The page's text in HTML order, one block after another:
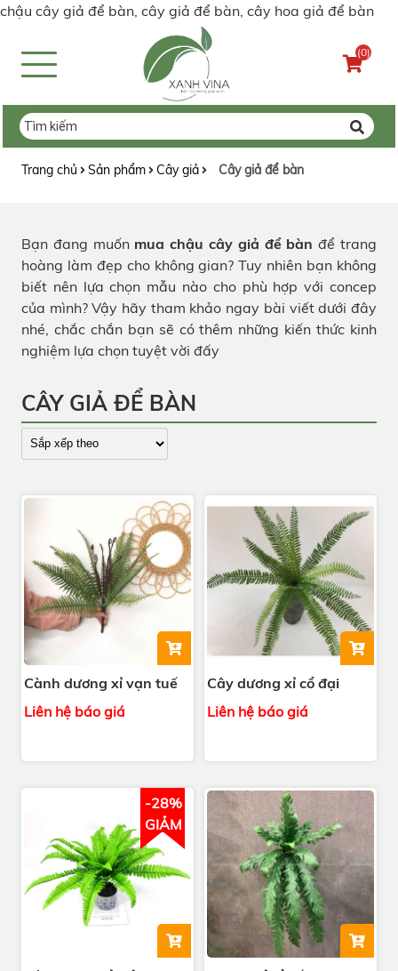
chậu cây giả để bàn, cây giả để bàn, cây hoa giả để bàn
(0)
Trang chủ Sản phẩm Cây giả Cây giả để bàn
Bạn đang muốn mua chậu cây giả để bàn để trang
hoàng làm đẹp cho không gian? Tuy nhiên bạn không
biết nên lựa chọn mẫu nào cho phù hợp với concep
của mình? Vậy hãy tham khảo ngay bài viết dưới đây
nhé, chắc chắn bạn sẽ có thêm những kiến thức kinh
nghiệm lựa chọn tuyệt vời đấy
CÂY GIẢ ĐỂ BÀN
Cành dương xỉ vạn tuế
Liên hệ báo giá
Cây dương xỉ cổ đại
Liên hệ báo giá
-28%
GIẢM